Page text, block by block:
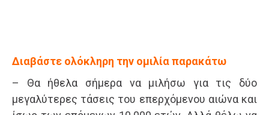
Διαβάστε ολόκληρη την ομιλία παρακάτω
– Θα ήθελα σήμερα να μιλήσω για τις δύο
μεγαλύτερες τάσεις του επερχόμενου αιώνα και